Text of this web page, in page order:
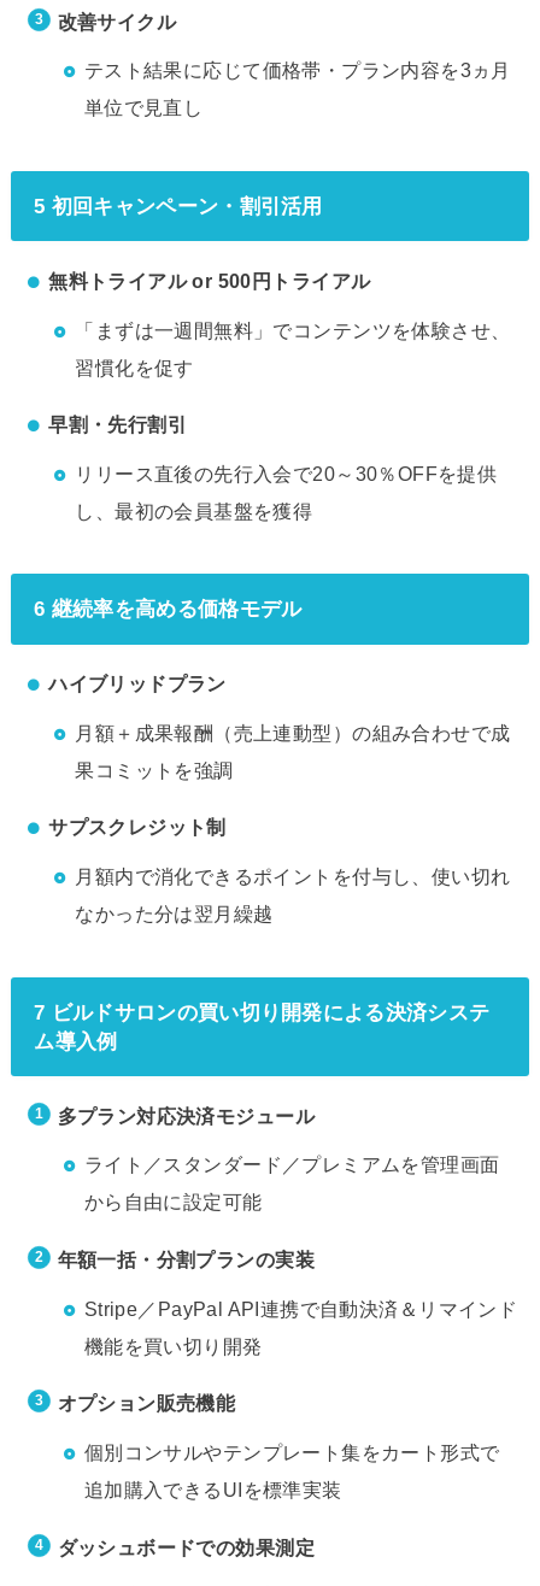
改善サイクル
テスト結果に応じて価格帯・プラン内容を3ヵ月
単位で見直し
5 初回キャンペーン・割引活用
無料トライアル or 500円トライアル
「まずは一週間無料」でコンテンツを体験させ、
習慣化を促す
早割・先行割引
リリース直後の先行入会で20～30％OFFを提供
し、最初の会員基盤を獲得
6 継続率を高める価格モデル
ハイブリッドプラン
月額＋成果報酬（売上連動型）の組み合わせで成
果コミットを強調
サプスクレジット制
月額内で消化できるポイントを付与し、使い切れ
なかった分は翌月繰越
7 ビルドサロンの買い切り開発による決済システ
ム導入例
多プラン対応決済モジュール
ライト／スタンダード／プレミアムを管理画面
から自由に設定可能
年額一括・分割プランの実装
Stripe／PayPal API連携で自動決済＆リマインド
機能を買い切り開発
オプション販売機能
個別コンサルやテンプレート集をカート形式で
追加購入できるUIを標準実装
ダッシュボードでの効果測定